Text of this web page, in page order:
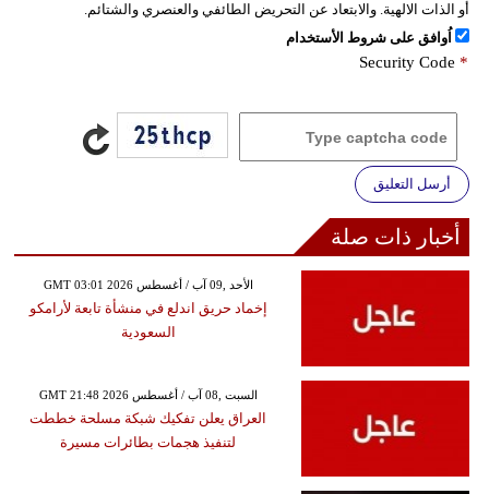
أو الذات الالهية. والابتعاد عن التحريض الطائفي والعنصري والشتائم.
اُوافق على شروط الأستخدام
Security Code *
أرسل التعليق
أخبار ذات صلة
GMT 03:01 2026 الأحد ,09 آب / أغسطس
إخماد حريق اندلع في منشأة تابعة لأرامكو
السعودية
GMT 21:48 2026 السبت ,08 آب / أغسطس
العراق يعلن تفكيك شبكة مسلحة خططت
لتنفيذ هجمات بطائرات مسيرة